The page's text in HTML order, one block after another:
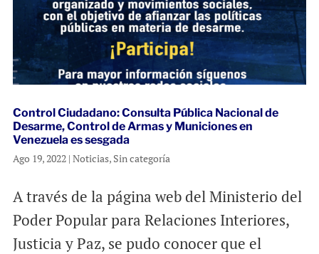
Control Ciudadano: Consulta Pública Nacional de
Desarme, Control de Armas y Municiones en
Venezuela es sesgada
Ago 19, 2022| Noticias, Sin categoría
A través de la página web del Ministerio del
Poder Popular para Relaciones Interiores,
Justicia y Paz, se pudo conocer que el